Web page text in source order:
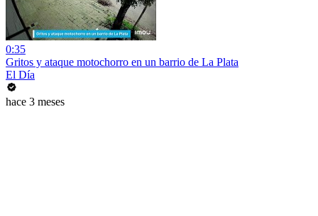
0:35
Gritos y ataque motochorro en un barrio de La Plata
El Día
hace 3 meses